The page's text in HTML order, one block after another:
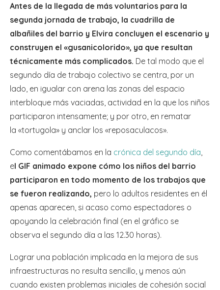
Antes de la llegada de más voluntarios para la
segunda jornada de trabajo, la cuadrilla de
albañiles del barrio y Elvira concluyen el escenario y
construyen el «gusanicolorido», ya que resultan
técnicamente más complicados. De tal modo que el
segundo día de trabajo colectivo se centra, por un
lado, en igualar con arena las zonas del espacio
interbloque más vaciadas, actividad en la que los niños
participaron intensamente; y por otro, en rematar
la «tortugola» y anclar los «reposaculacos».
Como comentábamos en la crónica del segundo día
el GIF animado expone cómo los niños del barrio
participaron en todo momento de los trabajos que
se fueron realizando, pero lo adultos residentes en él
apenas aparecen, si acaso como espectadores o
apoyando la celebración final (en el gráfico se
observa el segundo día a las 12.30 horas).
Lograr una población implicada en la mejora de sus
infraestructuras no resulta sencillo, y menos aún
cuando existen problemas iniciales de cohesión social